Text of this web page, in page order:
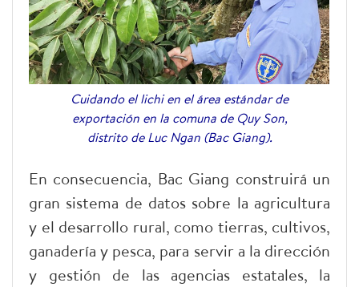
Cuidando el lichi en el área estándar de
exportación en la comuna de Quy Son,
distrito de Luc Ngan (Bac Giang).
En consecuencia, Bac Giang construirá un
gran sistema de datos sobre la agricultura
y el desarrollo rural, como tierras, cultivos,
ganadería y pesca, para servir a la dirección
y gestión de las agencias estatales, la